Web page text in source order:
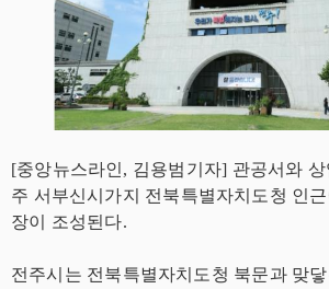
[중앙뉴스라인, 김용범기자] 관공서와
주 서부신시가지 전북특별자치도청 인
장이 조성된다.
전주시는 전북특별자치도청 북문과 맞